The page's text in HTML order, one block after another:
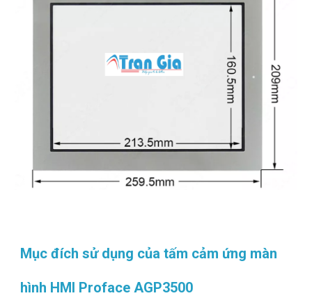
Mục đích sử dụng của tấm cảm ứng màn
hình HMI Proface AGP3500